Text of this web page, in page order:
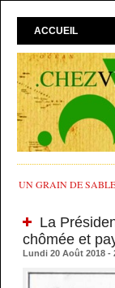
ACCUEIL
UN GRAIN DE
La
chômée et
Lundi 20 Août 2018 -